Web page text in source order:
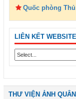
Quốc phòng
LIÊN KẾT WEBSITE
THƯ VIỆN ẢNH